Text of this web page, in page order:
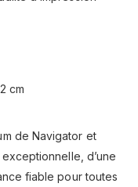
cm
de Navigator et
d’une
fiable pour toutes